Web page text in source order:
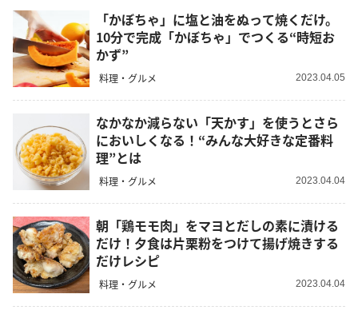
「かぼちゃ」に塩と油をぬって焼くだけ。
10分で完成「かぼちゃ」でつくる“時短お
かず”
料理・グルメ 2023.04.05
なかなか減らない「天かす」を使うとさら
においしくなる！“みんな大好きな定番料
理”とは
料理・グルメ 2023.04.04
朝「鶏モモ肉」をマヨとだしの素に漬ける
だけ！夕食は片栗粉をつけて揚げ焼きする
だけレシピ
料理・グルメ 2023.04.04